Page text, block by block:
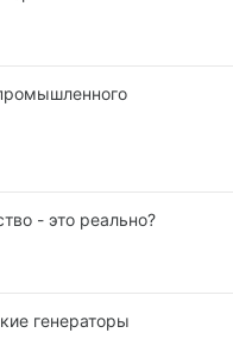
- это реально?
генераторы